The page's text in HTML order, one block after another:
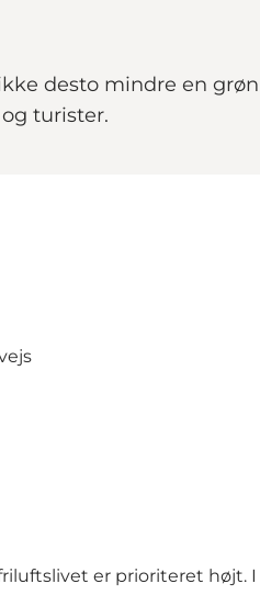
desto mindre en
turister.
er prioriteret